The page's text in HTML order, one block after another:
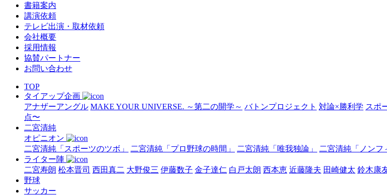
書籍案内
講演依頼
テレビ出演・取材依頼
会社概要
採用情報
協賛パートナー
お問い合わせ
TOP
タイアップ企画
アナザーアングル MAKE YOUR UNIVERSE. ～第二の開学～ バトンプロジェクト 対論×勝利学 スポ
点〜
二宮清純
オピニオン
二宮清純「スポーツのツボ」
二宮清純「プロ野球の時間」 二宮清純「唯我独論」 二宮清純「ノンフ
ライター陣
二宮寿朗 松本晋司 西田真二 大野俊三 伊藤数子 金子達仁 白戸太朗 西本恵 近藤隆夫 田崎健太 鈴木康
野球
サッカー